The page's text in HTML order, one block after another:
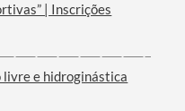
| Inscrições
e hidroginástica